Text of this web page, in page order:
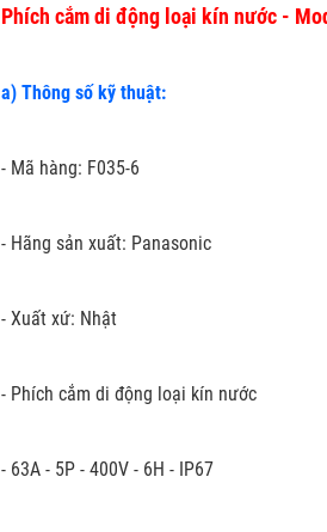
Phích cắm di động loại kín nước -
a) Thông số kỹ thuật:
- Mã hàng: F035-6
- Hãng sản xuất: Panasonic
- Xuất xứ: Nhật
- Phích cắm di động loại kín nước
- 63A - 5P - 400V - 6H - IP67